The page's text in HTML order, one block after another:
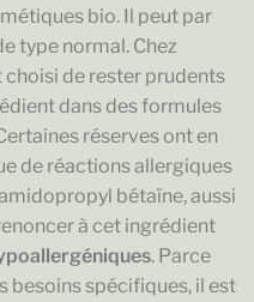
bio. Il peut par
type normal. Chez
choisi de rester prudents
dans des formules
réserves ont en
de réactions allergiques
bétaïne, aussi
à cet ingrédient
. Parce
besoins spécifiques, il est